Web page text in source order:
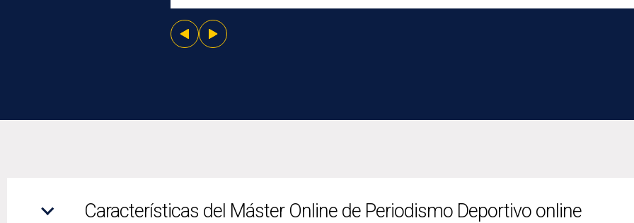
Características del Máster Online de Periodismo Deportivo online